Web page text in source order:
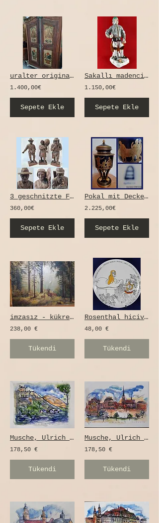
uralter originaler Bauernschrank 2türig handbemalt Holz antik Vintage 1821 Bayer
1.400,00€
Sepete Ekle
Sakallı madenci / Meissen / Kaendler
1.150,00€
Sepete Ekle
3 geschnitzte Figuren echt Erzgebirge, Aufsteckfiguren, Lampe, Kranz, Handarbeit
360,00€
Sepete Ekle
Pokal mit Deckel Wiener Porzellanmanufaktur, Golddekor auf Kobaltblau 42cm
2.225,00€
Sepete Ekle
imzasız - kükreyen geyik ve geyik
238,00 €
Tükendi
Rosenthal hiciv plakası Walter Scheel
48,00 €
Tükendi
Musche, Ulrich - Chemnitz çizimi
178,50 €
Tükendi
Musche, Ulrich - Chemnitz çizimi
178,50 €
Tükendi